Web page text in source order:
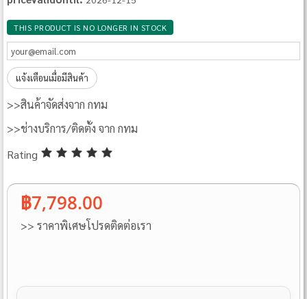
THIS PRODUCT IS NO LONGER IN STOCK
แจ้งเตือนเมื่อมีสินค้า
>>สินค้าจัดส่งจาก กทม
>>ช่างบริการ/ติดตั้ง จาก กทม
Rating
฿7,798.00
>> ราคาพิเศษโปรดติดต่อเรา